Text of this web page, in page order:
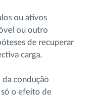
ou ativos
ou outro
de recuperar
carga.
condução
só o efeito de